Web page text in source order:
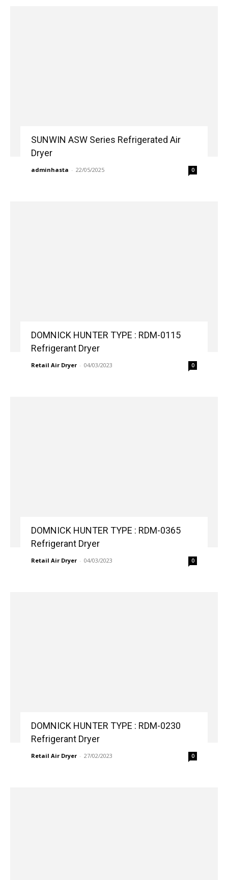
SUNWIN ASW Series Refrigerated Air
Dryer
adminhasta - 22/05/2025 0
DOMNICK HUNTER TYPE : RDM-0115
Refrigerant Dryer
Retail Air Dryer - 04/03/2023 0
DOMNICK HUNTER TYPE : RDM-0365
Refrigerant Dryer
Retail Air Dryer - 04/03/2023 0
DOMNICK HUNTER TYPE : RDM-0230
Refrigerant Dryer
Retail Air Dryer - 27/02/2023 0